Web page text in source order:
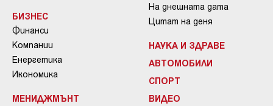
БИЗНЕС
Финанси
Компании
Енергетика
Икономика
МЕНИДЖМЪНТ
На днешната дата
Цитат на деня
НАУКА И ЗДРАВЕ
АВТОМОБИЛИ
СПОРТ
ВИДЕО